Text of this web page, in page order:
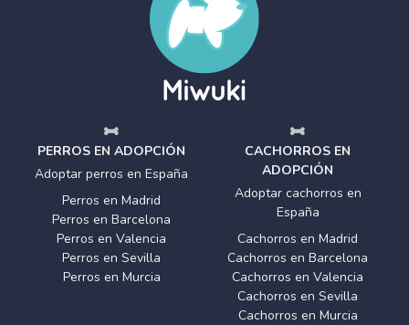
PERROS EN ADOPCIÓN
Adoptar perros en España
Perros en Madrid
Perros en Barcelona
Perros en Valencia
Perros en Sevilla
Perros en Murcia
CACHORROS EN
ADOPCIÓN
Adoptar cachorros en
España
Cachorros en Madrid
Cachorros en Barcelona
Cachorros en Valencia
Cachorros en Sevilla
Cachorros en Murcia